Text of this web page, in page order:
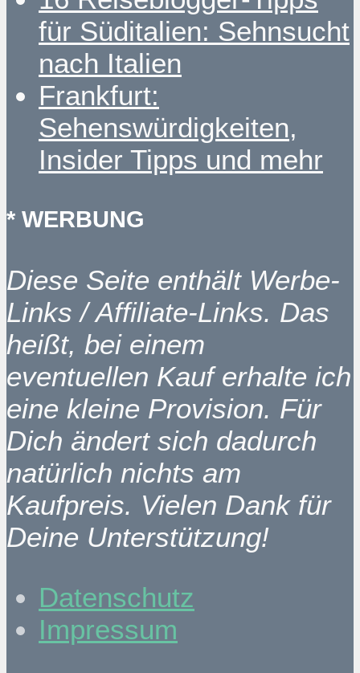
für Süditalien: Sehnsucht
nach Italien
Frankfurt:
Sehenswürdigkeiten,
Insider Tipps und mehr
* WERBUNG
Diese Seite enthält Werbe-
Links / Affiliate-Links. Das
heißt, bei einem
eventuellen Kauf erhalte ich
eine kleine Provision. Für
Dich ändert sich dadurch
natürlich nichts am
Kaufpreis. Vielen Dank für
Deine Unterstützung!
Datenschutz
Impressum